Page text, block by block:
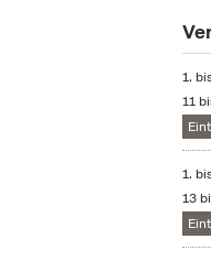
1.
11
1.
13